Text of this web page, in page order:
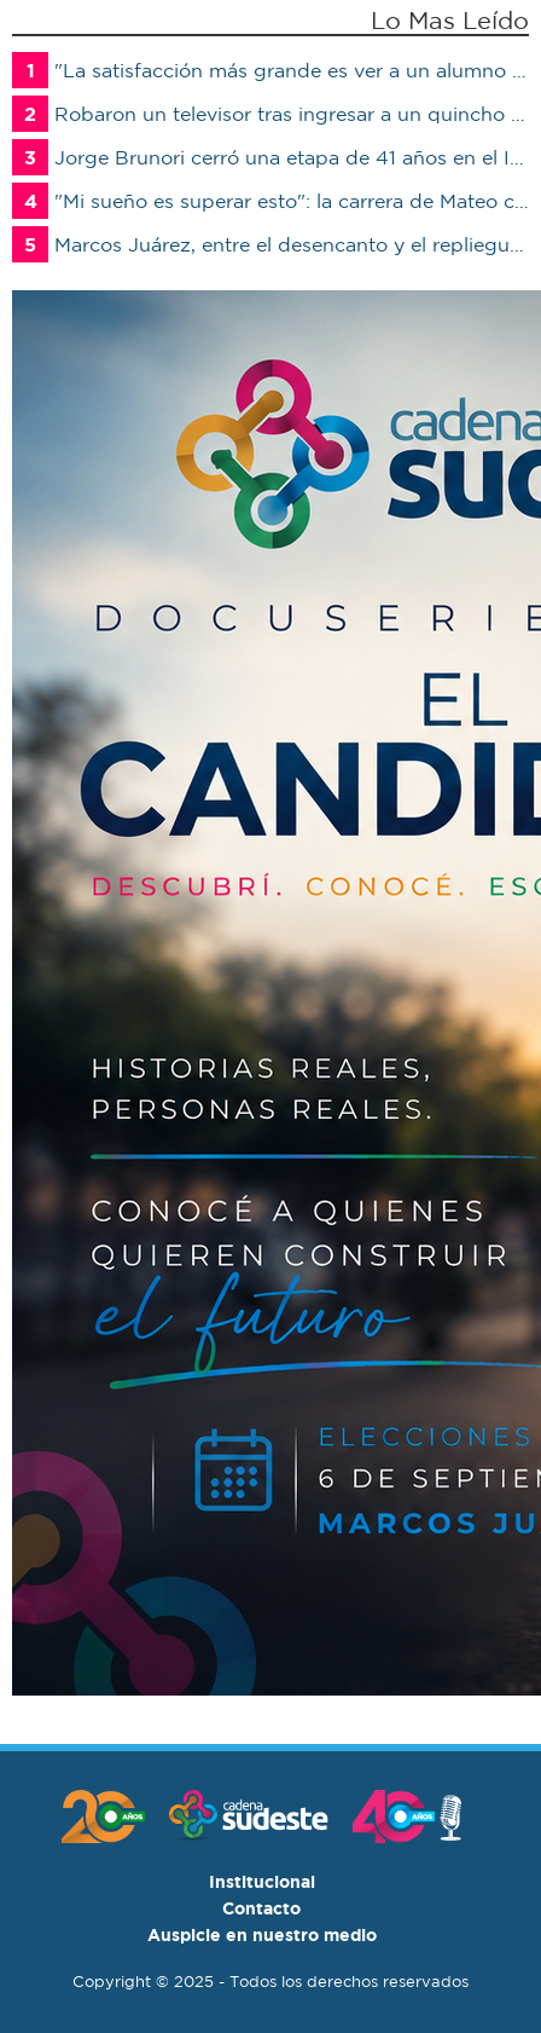
Lo Mas Leído
1
"La satisfacción más grande es ver a un alumno trabajando": Jorge Vicente se jubiló luego de 38 años en el IPET51
2
Robaron un televisor tras ingresar a un quincho en una vivienda de Marcos Juárez
3
Jorge Brunori cerró una etapa de 41 años en el INTA: “Me voy de mi casa para irme a mi casa”
4
"Mi sueño es superar esto": la carrera de Mateo contra el tiempo por un trasplante
5
Marcos Juárez, entre el desencanto y el repliegue: la política busca sobrevivir al malestar social
Institucional
Contacto
Auspicie en nuestro medio
Copyright © 2025 - Todos los derechos reservados